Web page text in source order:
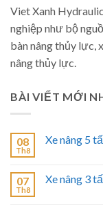
Viet Xanh
nghiệp như bộ
bàn nâng thủy lực,
nâng thủy lực.
BÀI VIẾT MỚI
08
Th8
Xe nâng 5
07
Th8
Xe nâng 3